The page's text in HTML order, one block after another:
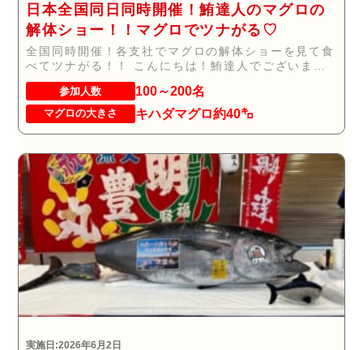
日本全国同日同時開催！鮪達人のマグロの
解体ショー！！マグロでツナがる♡
全国同時開催！各支社でマグロの解体ショーを見て食
べてツナがる！！ こんにちは！鮪達人でございま
す。...
参加人数 100～200名
マグロの大きさ キハダマグロ約40㌔
実施日:2026年6月2日